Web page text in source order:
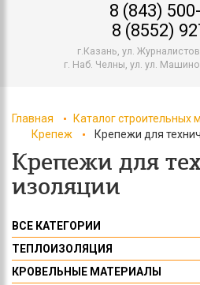
8 (843)
8 (8552)
г.Казань, ул.
г. Наб. Челны, ул. ул.
Главная Каталог строительных
Крепеж
Крепежи для
Крепежи для
изоляции
ВСЕ КАТЕГОРИИ
ТЕПЛОИЗОЛЯЦИЯ
КРОВЕЛЬНЫЕ МАТЕРИАЛЫ